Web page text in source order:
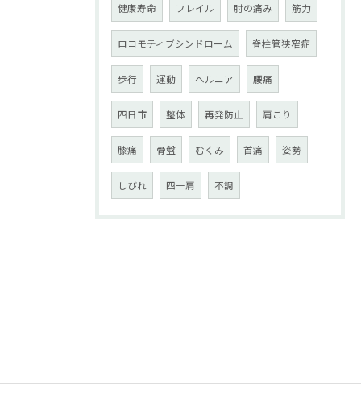
健康寿命 フレイル 肘の痛み 筋力
ロコモティブシンドローム 脊柱管狭窄症
歩行 運動 ヘルニア 腰痛
四日市 整体 再発防止 肩こり
膝痛 骨盤 むくみ 首痛 姿勢
しびれ 四十肩 不調